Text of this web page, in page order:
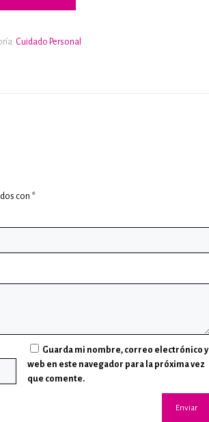
Cuidado Personal
con *
Guarda mi nombre, correo electrónico y
web en este navegador para la próxima vez
que comente.